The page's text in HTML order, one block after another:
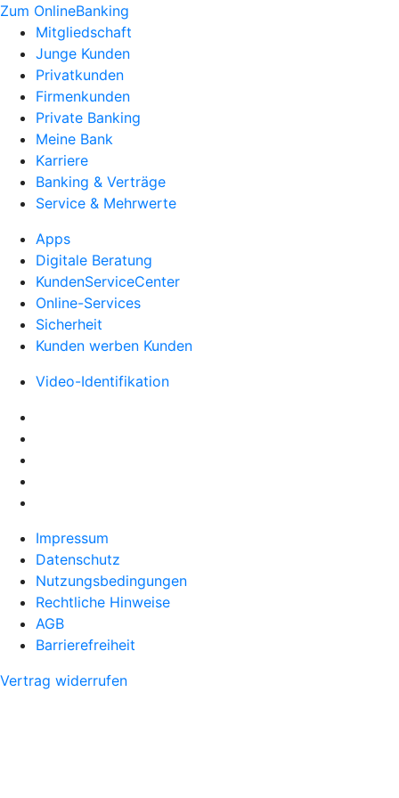
Zum OnlineBanking
Mitgliedschaft
Junge Kunden
Privatkunden
Firmenkunden
Private Banking
Meine Bank
Karriere
Banking & Verträge
Service & Mehrwerte
Apps
Digitale Beratung
KundenServiceCenter
Online-Services
Sicherheit
Kunden werben Kunden
Video-Identifikation
Impressum
Datenschutz
Nutzungsbedingungen
Rechtliche Hinweise
AGB
Barrierefreiheit
Vertrag widerrufen